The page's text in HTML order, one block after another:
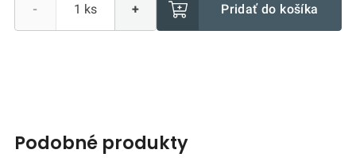
- + Pridať do košíka
podobné produkty